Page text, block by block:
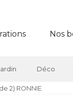
Nos
Déco
2) RONNIE